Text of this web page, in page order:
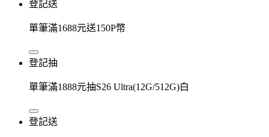
登記送
單筆滿1688元送150P幣
登記抽
單筆滿1888元抽S26 Ultra(12G/512G)白
登記送